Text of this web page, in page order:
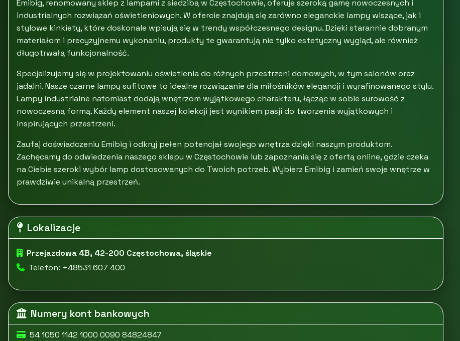
Emibig, renomowany sklep z lampami z siedzibą w Częstochowie, oferuje szeroką gamę nowoczesnych i
industrialnych rozwiązań oświetleniowych. W ofercie znajdują się zarówno eleganckie lampy wiszące, jak i
stylowe kinkiety, które doskonale wpisują się w trendy współczesnego designu. Dzięki starannie dobranym
materiałom i precyzyjnemu wykonaniu, produkty te gwarantują nie tylko estetyczny wygląd, ale również
długotrwałą funkcjonalność.
Specjalizujemy się w projektowaniu oświetlenia do różnych przestrzeni domowych, w tym salonów oraz
jadalni. Nasze czarne lampy sufitowe to idealne rozwiązanie dla miłośników elegancji i wyrafinowanego stylu.
Lampy industrialne natomiast dodają wnętrzom wyjątkowego charakteru, łącząc w sobie surowość z
nowoczesną formą. Każdy element naszej kolekcji jest wynikiem pasji do tworzenia wyjątkowych i
inspirujących przestrzeni.
Zaufaj doświadczeniu Emibig i odkryj pełen potencjał swojego wnętrza dzięki naszym produktom.
Zachęcamy do odwiedzenia naszego sklepu w Częstochowie lub zapoznania się z ofertą online, gdzie czeka
na Ciebie szeroki wybór lamp dostosowanych do Twoich potrzeb. Wybierz Emibig i zamień swoje wnętrze w
prawdziwie unikalną przestrzeń.
Lokalizacje
Przejazdowa 4B, 42-200 Częstochowa, śląskie
Telefon: +48531 607 400
Numery kont bankowych
54 1050 1142 1000 0090 84824847